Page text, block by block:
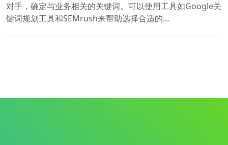
对手，确定与业务相关的关键词。可以使用工具如Google关
键词规划工具和SEMrush来帮助选择合适的…